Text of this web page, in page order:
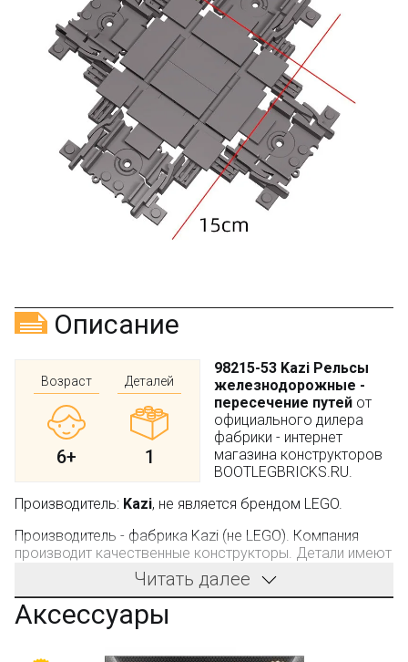
Описание
Возраст
6+
Деталей
1
98215-53 Kazi Рельсы
железнодорожные -
пересечение путей от
официального дилера
фабрики - интернет
магазина конструкторов
BOOTLEGBRICKS.RU.
Производитель: Kazi, не является брендом LEGO.
Производитель - фабрика Kazi (не LEGO). Компания
производит качественные конструкторы. Детали имеют
универсальные размеры и совместимы с
конструкторами других оригинальных брендов.
Читать далее
Аксессуары